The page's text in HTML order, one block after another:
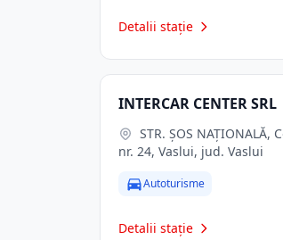
Detalii stație
INTERCAR CENTER SRL
nr. 24, Vaslui, jud. Vaslui
Autoturisme
Detalii stație